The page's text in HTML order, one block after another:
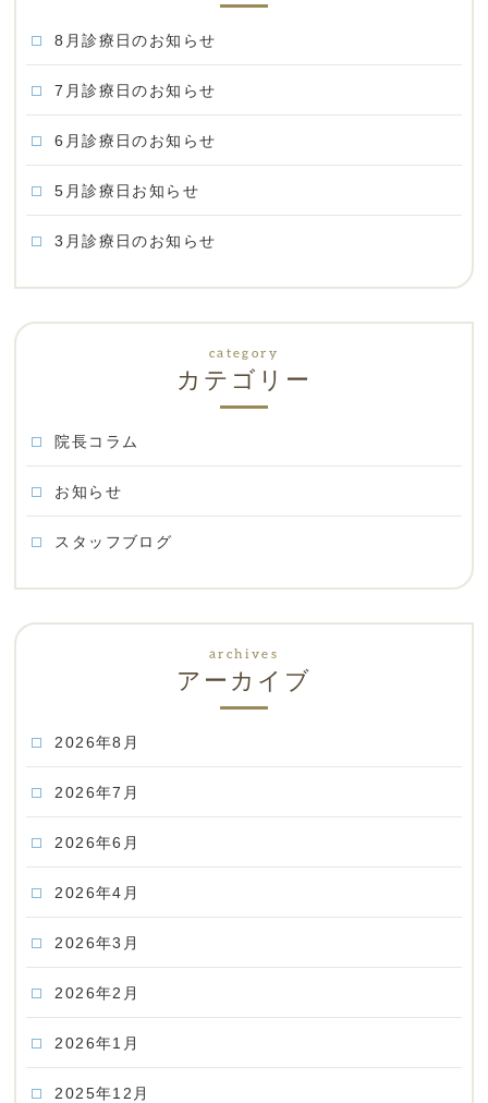
8月診療日のお知らせ
7月診療日のお知らせ
6月診療日のお知らせ
5月診療日お知らせ
3月診療日のお知らせ
カテゴリー
院長コラム
お知らせ
スタッフブログ
アーカイブ
2026年8月
2026年7月
2026年6月
2026年4月
2026年3月
2026年2月
2026年1月
2025年12月